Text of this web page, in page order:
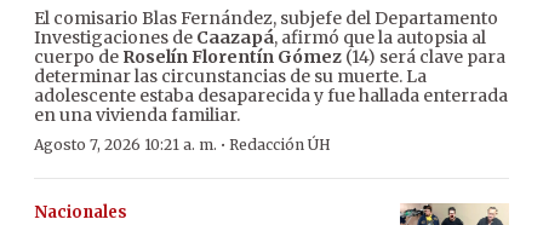
El comisario Blas Fernández, subjefe del Departamento
Investigaciones de Caazapá, afirmó que la autopsia al
cuerpo de Roselín Florentín Gómez (14) será clave para
determinar las circunstancias de su muerte. La
adolescente estaba desaparecida y fue hallada enterrada
en una vivienda familiar.
Agosto 7, 2026 10:21 a. m. · Redacción ÚH
Nacionales